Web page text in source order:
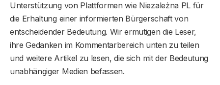
Unterstützung von Plattformen wie Niezależna PL für
die Erhaltung einer informierten Bürgerschaft von
entscheidender Bedeutung. Wir ermutigen die Leser,
ihre Gedanken im Kommentarbereich unten zu teilen
und weitere Artikel zu lesen, die sich mit der Bedeutung
unabhängiger Medien befassen.